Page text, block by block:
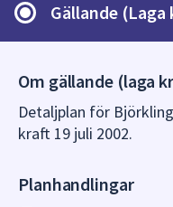
Gällande (Laga
Om gällande (laga
Detaljplan för
kraft 19 juli 2002.
Planhandlingar